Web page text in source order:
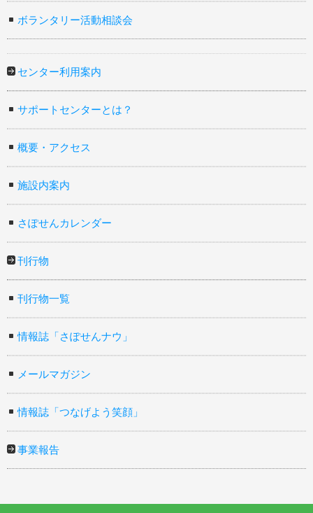
ボランタリー活動相談会
センター利用案内
サポートセンターとは？
概要・アクセス
施設内案内
さぽせんカレンダー
刊行物
刊行物一覧
情報誌「さぽせんナウ」
メールマガジン
情報誌「つなげよう笑顔」
事業報告